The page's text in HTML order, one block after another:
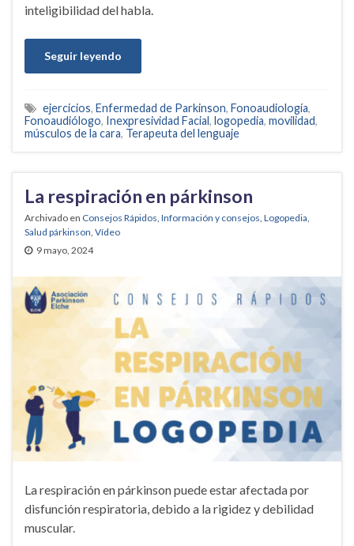
inteligibilidad del habla.
Seguir leyendo
ejercicios, Enfermedad de Parkinson, Fonoaudiología,
Fonoaudiólogo, Inexpresividad Facial, logopedia, movilidad,
músculos de la cara, Terapeuta del lenguaje
La respiración en párkinson
Archivado en Consejos Rápidos, Información y consejos, Logopedia,
Salud párkinson, Vídeo
9 mayo, 2024
La respiración en párkinson puede estar afectada por
disfunción respiratoria, debido a la rigidez y debilidad
muscular.